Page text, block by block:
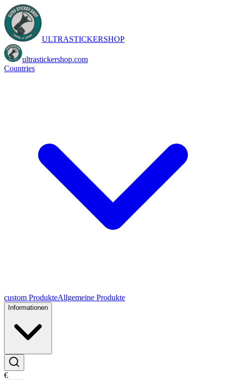
ULTRASTICKERSHOP
ultrastickershop.com
Countries
custom ProdukteAllgemeine Produkte
Informationen
€